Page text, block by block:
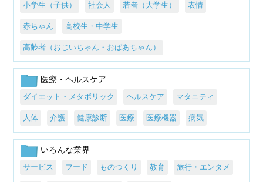
小学生（子供） 社会人 若者（大学生） 表情
赤ちゃん 高校生・中学生
高齢者（おじいちゃん・おばあちゃん）
医療・ヘルスケア
ダイエット・メタボリック ヘルスケア マタニティ
人体 介護 健康診断 医療 医療機器 病気
いろんな業界
サービス フード ものつくり 教育 旅行・エンタメ